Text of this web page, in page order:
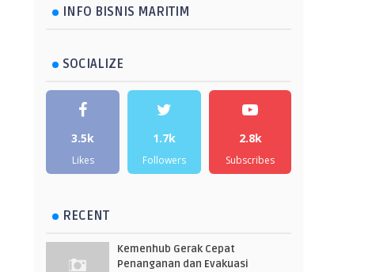
INFO BISNIS MARITIM
SOCIALIZE
3.5k
Likes
1.7k
Followers
2.8k
Subscribes
RECENT
Kemenhub Gerak Cepat
Penanganan dan Evakuasi